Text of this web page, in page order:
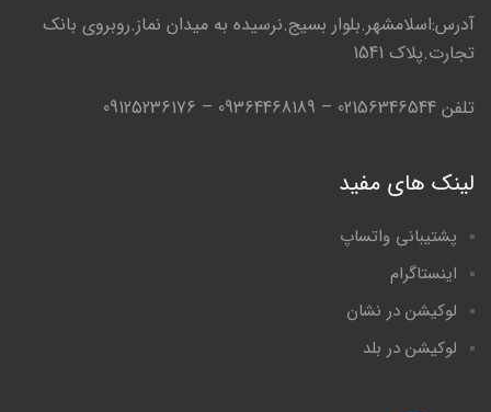
آدرس:اسلامشهر.بلوار بسیج.نرسیده به میدان نماز.روبروی بانک
تجارت.پلاک 1541
تلفن 02156346544 – 09364468189 – 09125236176
لینک های مفید
پشتیبانی واتساپ
اینستاگرام
لوکیشن در نشان
لوکیشن در بلد